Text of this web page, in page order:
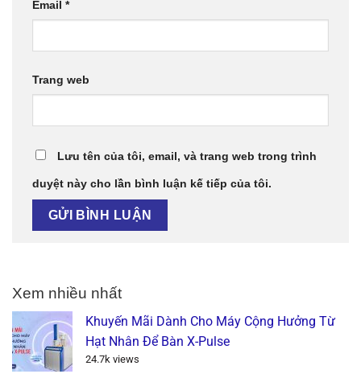
Email *
Trang web
Lưu tên của tôi, email, và trang web trong trình
duyệt này cho lần bình luận kế tiếp của tôi.
Xem nhiều nhất
Khuyến Mãi Dành Cho Máy Cộng Hưởng Từ
Hạt Nhân Để Bàn X-Pulse
24.7k views